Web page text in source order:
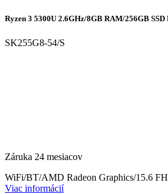
Ryzen 3 5300U 2.6GHz/8GB RAM/256GB
SK255G8-54/S
Záruka 24 mesiacov
WiFi/BT/AMD Radeon Graphics/15.6
Viac informácií